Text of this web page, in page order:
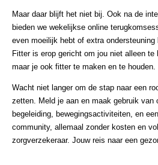
Maar daar blijft het niet bij. Ook na de
bieden we wekelijkse online
even moeilijk hebt of extra
Fitter is erop gericht om jou niet alleen te
maar je ook fitter te maken en te houden.
Wacht niet langer om de stap naar een
zetten. Meld je aan en maak gebruik van
begeleiding, bewegingsactiviteiten, en
community, allemaal zonder kosten en
zorgverzekeraar. Jouw reis naar een